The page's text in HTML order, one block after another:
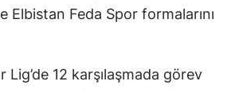
Elbistan Feda Spor formalarını
Lig’de 12 karşılaşmada görev